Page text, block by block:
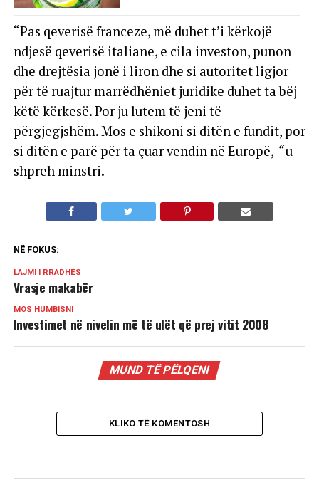
“Pas qeverisë franceze, më duhet t’i kërkojë
ndjesë qeverisë italiane, e cila investon, punon
dhe drejtësia jonë i liron dhe si autoritet ligjor
për të ruajtur marrëdhëniet juridike duhet ta bëj
këtë kërkesë. Por ju lutem të jeni të
përgjegjshëm. Mos e shikoni si ditën e fundit, por
si ditën e parë për ta çuar vendin në Europë, “u
shpreh minstri.
NË FOKUS:
LAJMI I RRADHËS
Vrasje makabër
MOS HUMBISNI
Investimet në nivelin më të ulët që prej vitit 2008
MUND TË PËLQENI
KLIKO TË KOMENTOSH